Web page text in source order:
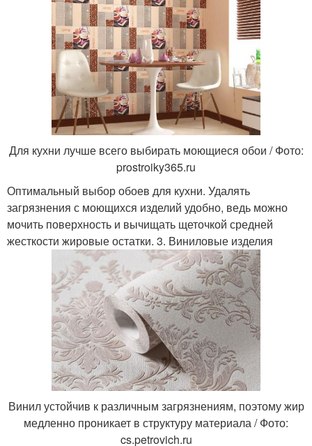
Для кухни лучше всего выбирать моющиеся обои / Фото:
prostroiky365.ru
Оптимальный выбор обоев для кухни. Удалять
загрязнения с моющихся изделий удобно, ведь можно
мочить поверхность и вычищать щеточкой средней
жесткости жировые остатки. 3. Виниловые изделия
Винил устойчив к различным загрязнениям, поэтому жир
медленно проникает в структуру материала / Фото:
cs.petrovich.ru